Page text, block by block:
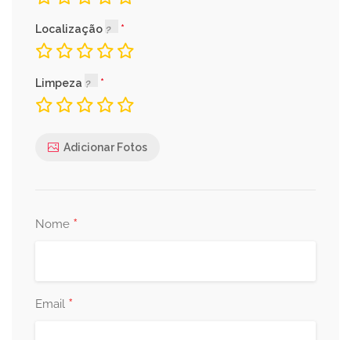
Localização
Limpeza
Adicionar Fotos
Nome *
Email *